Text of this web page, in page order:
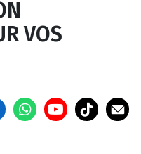
VOS